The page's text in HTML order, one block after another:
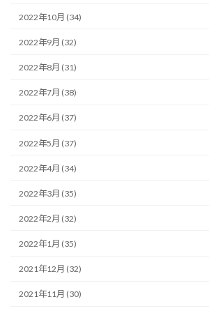
2022年10月 (34)
2022年9月 (32)
2022年8月 (31)
2022年7月 (38)
2022年6月 (37)
2022年5月 (37)
2022年4月 (34)
2022年3月 (35)
2022年2月 (32)
2022年1月 (35)
2021年12月 (32)
2021年11月 (30)